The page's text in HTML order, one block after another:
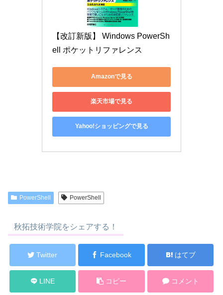
【改訂新版】 Windows PowerSh
ell ポケットリファレンス
Amazonで見る
楽天市場で見る
Yahoo!ショッピングで見る
PowerShell PowerShell
秋拓技術学院をシェアする！
Twitter Facebook はてブ
LINE コピー コメント